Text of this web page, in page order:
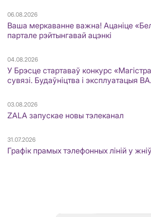
06.08.2026
Ваша меркаванне важна! Ацаніце
партале рэйтынгавай ацэнкі
04.08.2026
У Брэсце стартаваў конкурс
сувязі. Будаўніцтва і эксплуатацыя
03.08.2026
ZALA запускае новы тэлеканал
31.07.2026
Графік прамых тэлефонных ліній у